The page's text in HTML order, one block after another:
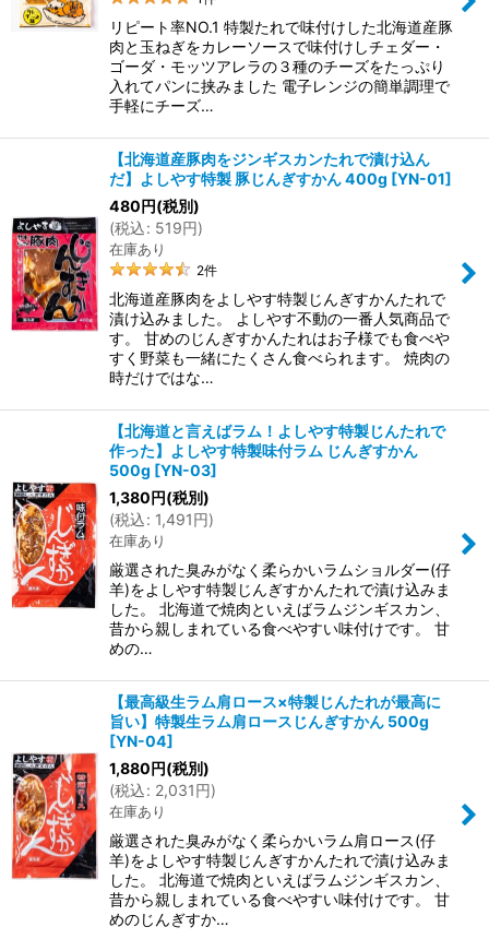
リピート率NO.1 特製たれで味付けした北海道産豚
肉と玉ねぎをカレーソースで味付けしチェダー・
ゴーダ・モッツアレラの３種のチーズをたっぷり
入れてパンに挟みました 電子レンジの簡単調理で
手軽にチーズ…
【北海道産豚肉をジンギスカンたれで漬け込ん
だ】よしやす特製 豚じんぎすかん 400g [YN-01]
480円(税別)
(税込: 519円)
在庫あり
2件
北海道産豚肉をよしやす特製じんぎすかんたれで
漬け込みました。 よしやす不動の一番人気商品で
す。 甘めのじんぎすかんたれはお子様でも食べや
すく野菜も一緒にたくさん食べられます。 焼肉の
時だけではな…
【北海道と言えばラム！よしやす特製じんたれで
作った】よしやす特製味付ラム じんぎすかん
500g [YN-03]
1,380円(税別)
(税込: 1,491円)
在庫あり
厳選された臭みがなく柔らかいラムショルダー(仔
羊)をよしやす特製じんぎすかんたれで漬け込みま
した。 北海道で焼肉といえばラムジンギスカン、
昔から親しまれている食べやすい味付けです。 甘
めの…
【最高級生ラム肩ロース×特製じんたれが最高に
旨い】特製生ラム肩ロースじんぎすかん 500g
[YN-04]
1,880円(税別)
(税込: 2,031円)
在庫あり
厳選された臭みがなく柔らかいラム肩ロース(仔
羊)をよしやす特製じんぎすかんたれで漬け込みま
した。 北海道で焼肉といえばラムジンギスカン、
昔から親しまれている食べやすい味付けです。 甘
めのじんぎすか…